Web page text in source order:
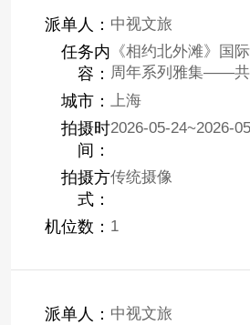
派单人： 中视文旅
任务内
容：
《相约北外滩》国
周年系列雅集——共
城市： 上海
拍摄时
间：
2026-05-24~2026-
拍摄方
式：
传统摄像
机位数： 1
派单人： 中视文旅